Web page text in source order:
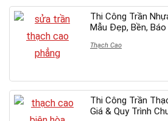
Thi Công Trần
Mẫu Đẹp, Bền,
Thạch Cao
Thi Công Trần
Giá & Quy Trình